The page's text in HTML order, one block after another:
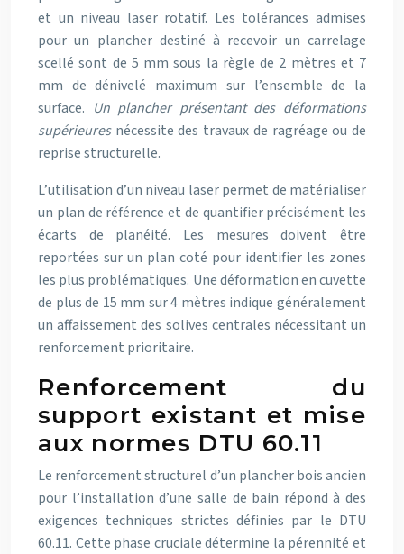
et un niveau laser rotatif. Les tolérances admises
pour un plancher destiné à recevoir un carrelage
scellé sont de 5 mm sous la règle de 2 mètres et 7
mm de dénivelé maximum sur l’ensemble de la
surface. Un plancher présentant des déformations
supérieures nécessite des travaux de ragréage ou de
reprise structurelle.
L’utilisation d’un niveau laser permet de matérialiser
un plan de référence et de quantifier précisément les
écarts de planéité. Les mesures doivent être
reportées sur un plan coté pour identifier les zones
les plus problématiques. Une déformation en cuvette
de plus de 15 mm sur 4 mètres indique généralement
un affaissement des solives centrales nécessitant un
renforcement prioritaire.
Renforcement du
support existant et mise
aux normes DTU 60.11
Le renforcement structurel d’un plancher bois ancien
pour l’installation d’une salle de bain répond à des
exigences techniques strictes définies par le DTU
60.11. Cette phase cruciale détermine la pérennité et